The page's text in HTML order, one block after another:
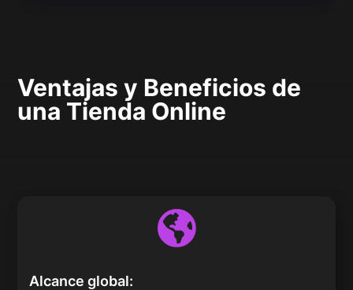
Ventajas y Beneficios de
una Tienda Online

Alcance global: